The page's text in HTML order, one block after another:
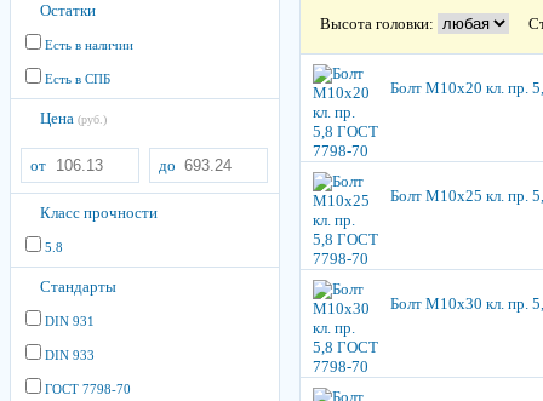
Остатки
Есть в наличии
Есть в СПБ
Цена (руб.)
от до
Класс прочности
5.8
Стандарты
DIN 931
DIN 933
ГОСТ 7798-70
Высота головки:
Болт М10х20 кл. пр.
Болт М10х25 кл. пр.
Болт М10х30 кл. пр.